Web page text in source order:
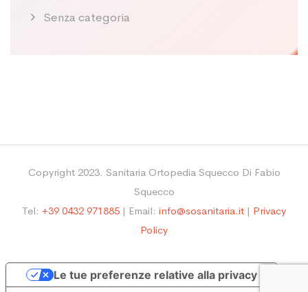
Senza categoria
Copyright 2023. Sanitaria Ortopedia Squecco Di Fabio
Squecco
Tel: +39 0432 971885 | Email: info@sosanitaria.it | Privacy
Policy
Le tue preferenze relative alla privacy